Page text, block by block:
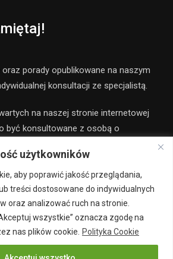
użytkowników
aby poprawić jakość przeglądania,
treści dostosowane do indywidualnych
oraz analizować ruch na stronie.
wszystkie” oznacza zgodę na
nas plików cookie. Polityka Cookie
porady opublikowane na naszym
konsultacji ze specjalistą.
na naszej stronie internetowej
być konsultowane z osobą o
nie ponoszą odpowiedzialności ze
na stronie.